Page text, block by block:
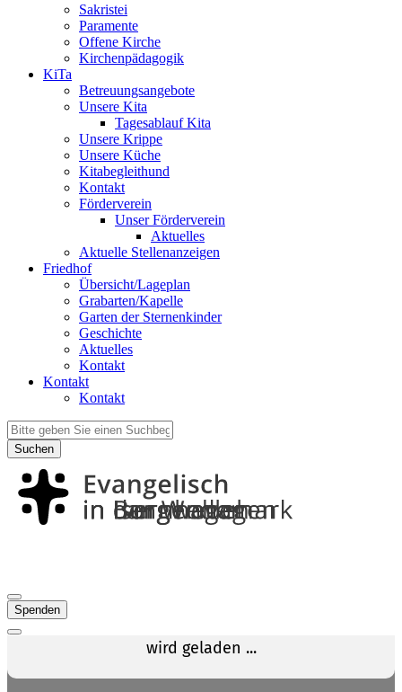
Sakristei
Paramente
Offene Kirche
Kirchenpädagogik
KiTa
Betreuungsangebote
Unsere Kita
Tagesablauf Kita
Unsere Krippe
Unsere Küche
Kitabegleithund
Kontakt
Förderverein
Unser Förderverein
Aktuelles
Aktuelle Stellenanzeigen
Friedhof
Übersicht/Lageplan
Grabarten/Kapelle
Garten der Sternenkinder
Geschichte
Aktuelles
Kontakt
Kontakt
Kontakt
Suchen
Spenden